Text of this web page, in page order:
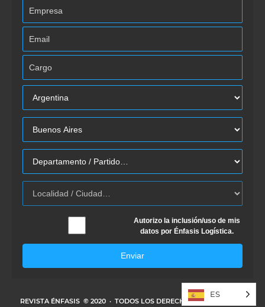
Autorizo la inclusión/uso de mis
datos por Énfasis Logística.
Enviar
REVISTA ÉNFASIS © 2020 · TODOS LOS DERECHOS RESERVADOS
ES